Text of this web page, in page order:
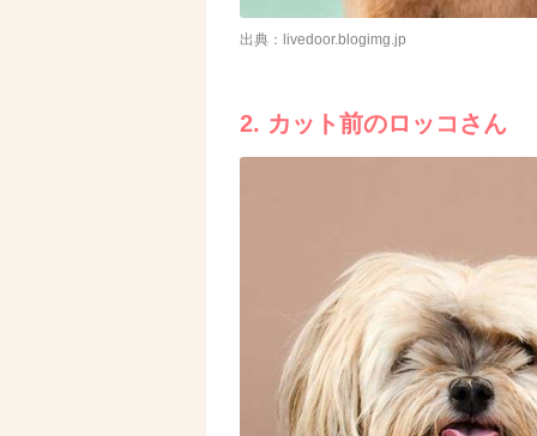
出典：livedoor.blogimg.jp
2. カット前のロッコさん